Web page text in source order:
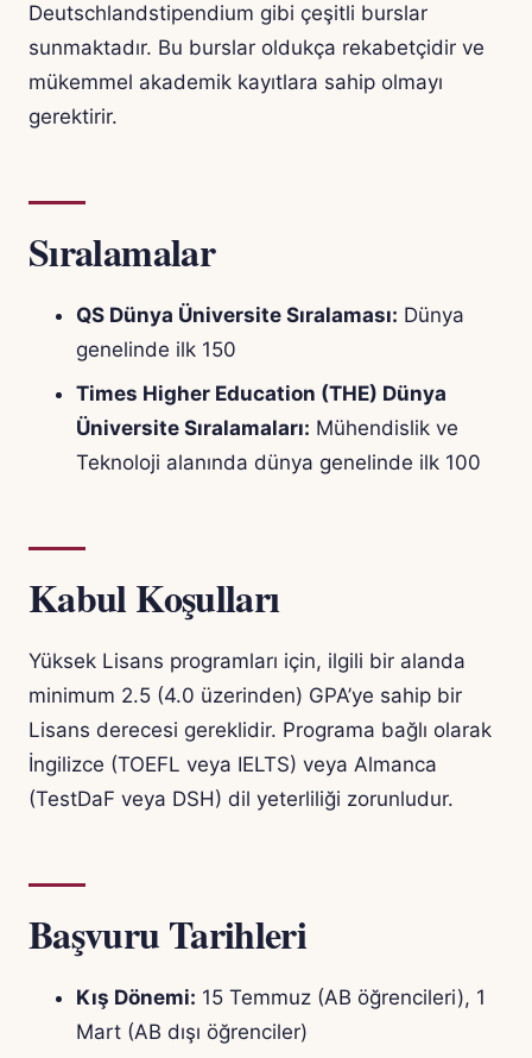
Deutschlandstipendium gibi çeşitli burslar
sunmaktadır. Bu burslar oldukça rekabetçidir ve
mükemmel akademik kayıtlara sahip olmayı
gerektirir.
Sıralamalar
QS Dünya Üniversite Sıralaması: Dünya
genelinde ilk 150
Times Higher Education (THE) Dünya
Üniversite Sıralamaları: Mühendislik ve
Teknoloji alanında dünya genelinde ilk 100
Kabul Koşulları
Yüksek Lisans programları için, ilgili bir alanda
minimum 2.5 (4.0 üzerinden) GPA’ye sahip bir
Lisans derecesi gereklidir. Programa bağlı olarak
İngilizce (TOEFL veya IELTS) veya Almanca
(TestDaF veya DSH) dil yeterliliği zorunludur.
Başvuru Tarihleri
Kış Dönemi: 15 Temmuz (AB öğrencileri), 1
Mart (AB dışı öğrenciler)